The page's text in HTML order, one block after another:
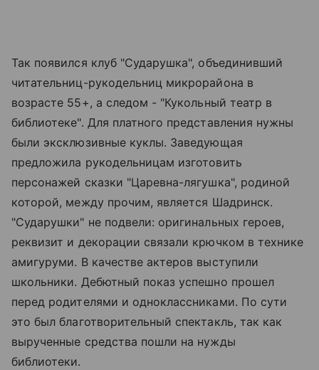
Так появился клуб "Сударушка", объединивший
читательниц-рукодельниц микрорайона в
возрасте 55+, а следом - "Кукольный театр в
библиотеке". Для платного представления нужны
были эксклюзивные куклы. Заведующая
предложила рукодельницам изготовить
персонажей сказки "Царевна-лягушка", родиной
которой, между прочим, является Шадринск.
"Сударушки" не подвели: оригинальных героев,
реквизит и декорации связали крючком в технике
амигуруми. В качестве актеров выступили
школьники. Дебютный показ успешно прошел
перед родителями и одноклассниками. По сути
это был благотворительный спектакль, так как
вырученные средства пошли на нужды
библиотеки.